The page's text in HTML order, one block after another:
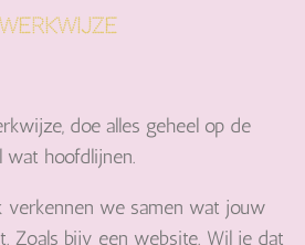
Werkwijze
doe alles geheel op de
hoofdlijnen.
verkennen we samen wat jouw
Zoals bijv een website. Wil je dat